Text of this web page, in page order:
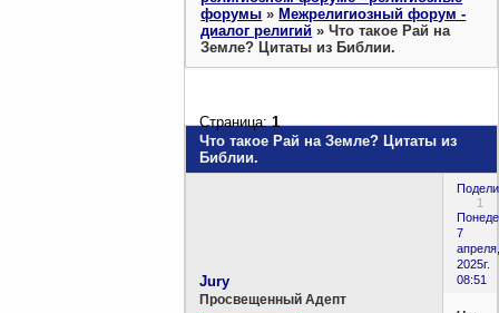
форумы »Межрелигиозный форум -
диалог религий »Что такое Рай на
Земле? Цитаты из Библии.
Что такое Рай на Земле? Цитаты из
Библии.
Страница:1
1
7
апреля,
2025г.
08:51
Jury
Просвещенный Адепт